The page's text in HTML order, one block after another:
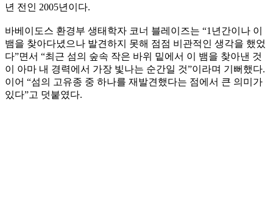
년 전인 2005년이다.
바베이도스 환경부 생태학자 코너 블레이즈는 “1년간이나 이
뱀을 찾아다녔으나 발견하지 못해 점점 비관적인 생각을 했었
다”면서 “최근 섬의 숲속 작은 바위 밑에서 이 뱀을 찾아낸 것
이 아마 내 경력에서 가장 빛나는 순간일 것”이라며 기뻐했다.
이어 “섬의 고유종 중 하나를 재발견했다는 점에서 큰 의미가
있다”고 덧붙였다.